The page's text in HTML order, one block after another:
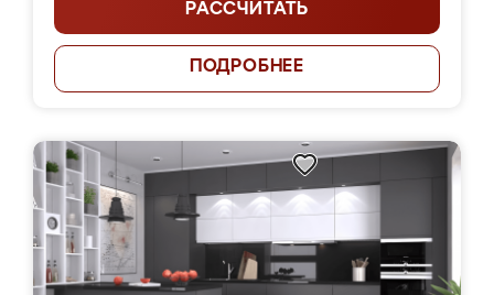
РАССЧИТАТЬ
ПОДРОБНЕЕ